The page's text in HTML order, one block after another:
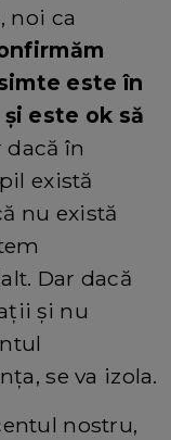
noi ca
este în
este ok să
dacă în
există
nu există
Dar dacă
și nu
se va izola.
nostru,